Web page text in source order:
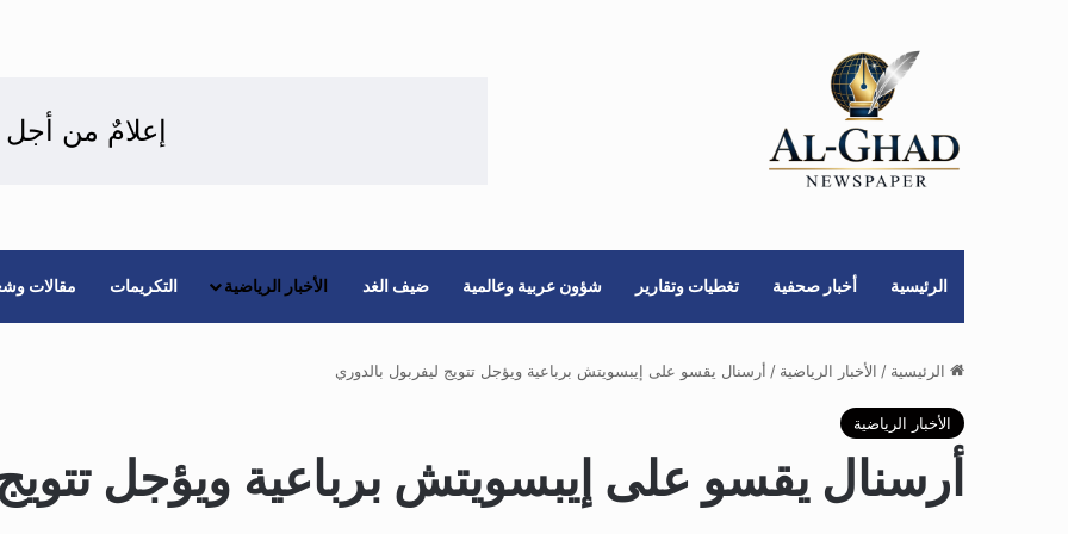
إعلامٌ من
الرئيسية أخبار صحفية تغطيات وتقارير شؤون عربية وعالمية ضيف الغد الأخبار الرياضية التكريمات مقالات
الرئيسية / الأخبار الرياضية / أرسنال يقسو على إيبسويتش برباعية ويؤجل تتويج ليفربول بالدوري
الأخبار الرياضية
أرسنال يقسو على إيبسويتش برباعية ويؤجل